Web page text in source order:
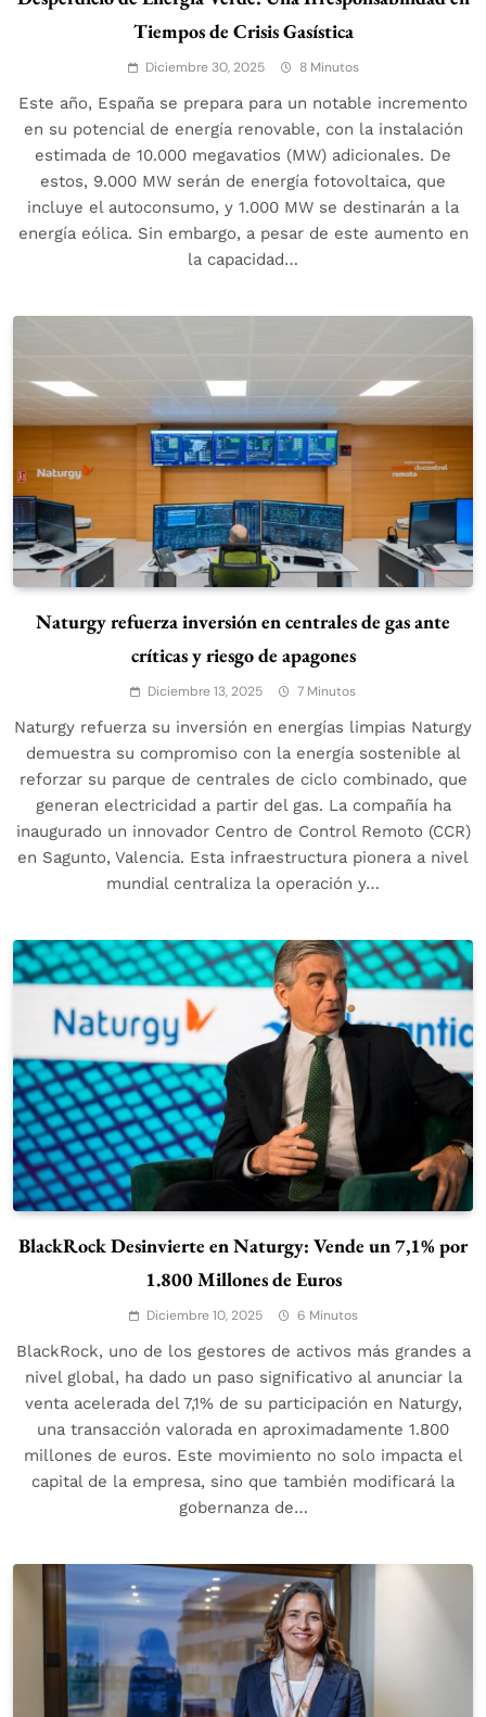
Tiempos de Crisis Gasística
Diciembre 30, 2025 8 Minutos
Este año, España se prepara para un notable incremento
en su potencial de energía renovable, con la instalación
estimada de 10.000 megavatios (MW) adicionales. De
estos, 9.000 MW serán de energía fotovoltaica, que
incluye el autoconsumo, y 1.000 MW se destinarán a la
energía eólica. Sin embargo, a pesar de este aumento en
la capacidad…
Naturgy refuerza inversión en centrales de gas ante
críticas y riesgo de apagones
Diciembre 13, 2025 7 Minutos
Naturgy refuerza su inversión en energías limpias Naturgy
demuestra su compromiso con la energía sostenible al
reforzar su parque de centrales de ciclo combinado, que
generan electricidad a partir del gas. La compañía ha
inaugurado un innovador Centro de Control Remoto (CCR)
en Sagunto, Valencia. Esta infraestructura pionera a nivel
mundial centraliza la operación y…
BlackRock Desinvierte en Naturgy: Vende un 7,1% por
1.800 Millones de Euros
Diciembre 10, 2025 6 Minutos
BlackRock, uno de los gestores de activos más grandes a
nivel global, ha dado un paso significativo al anunciar la
venta acelerada del 7,1% de su participación en Naturgy,
una transacción valorada en aproximadamente 1.800
millones de euros. Este movimiento no solo impacta el
capital de la empresa, sino que también modificará la
gobernanza de…